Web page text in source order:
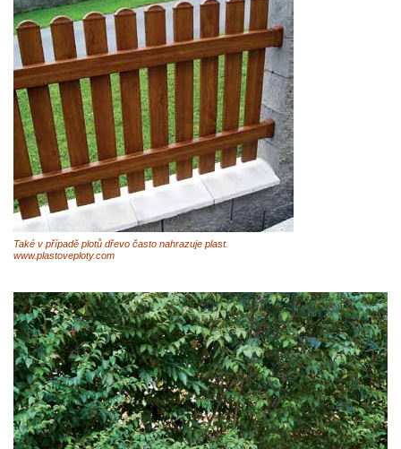
Také v případě plotů dřevo často nahrazuje plast.
www.plastoveploty.com